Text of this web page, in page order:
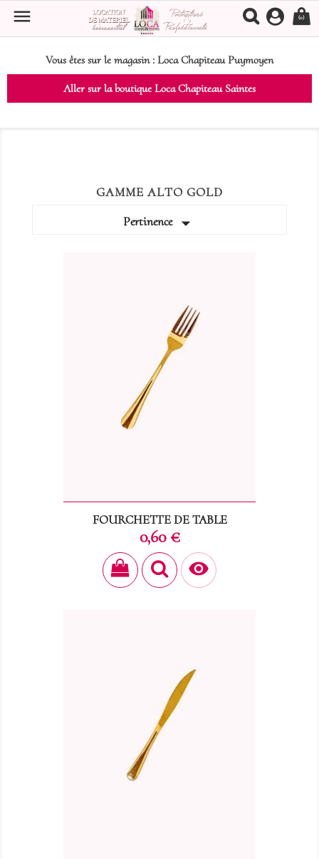
Vous êtes sur le magasin : Loca Chapiteau Puymoyen
Aller sur la boutique Loca Chapiteau Saintes
 (0)
GAMME ALTO GOLD
Pertinence 
FOURCHETTE DE TABLE
Prix
0,60 €
